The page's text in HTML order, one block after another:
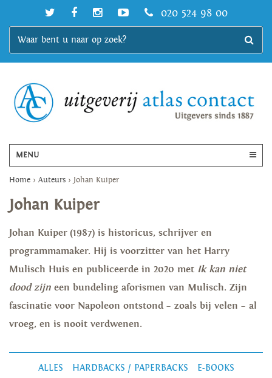
020 524 98 00
MENU
Home > Auteurs > Johan Kuiper
Johan Kuiper
Johan Kuiper (1987) is historicus, schrijver en
programmamaker. Hij is voorzitter van het Harry
Mulisch Huis en publiceerde in 2020 met Ik kan niet
dood zijn een bundeling aforismen van Mulisch. Zijn
fascinatie voor Napoleon ontstond – zoals bij velen – al
vroeg, en is nooit verdwenen.
ALLES HARDBACKS / PAPERBACKS
E-BOOKS